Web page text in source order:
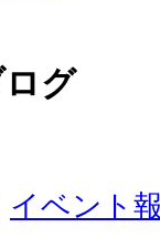
グ
イベント